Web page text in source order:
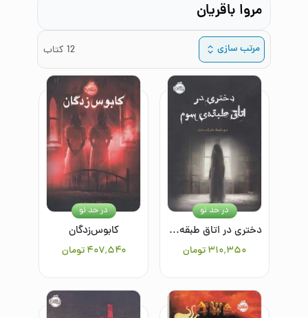
مروا باقریان
مرتب سازی 12 کتاب
دختری در اتاق طبقه‌ی سوم
۳۱۰٬۳۵۰تومان
در حد نو
کابوس‌زدگان
۴۰۷٬۵۴۰ تومان
در حد نو